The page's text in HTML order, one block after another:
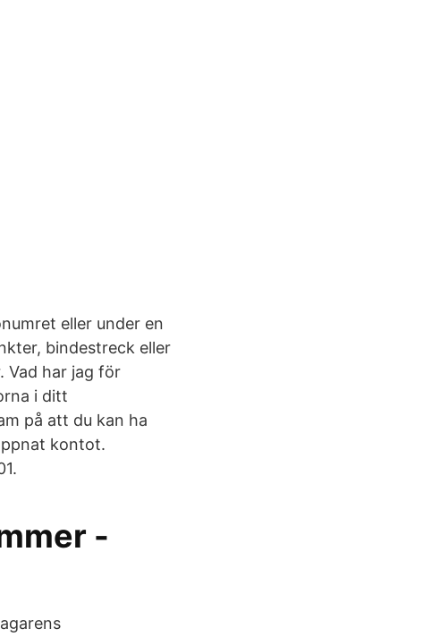
eller under en
bindestreck eller
Vad har jag för
i ditt
på att du kan ha
kontot.
-